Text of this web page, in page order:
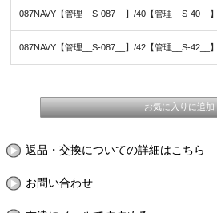
087NAVY【管理__S-087__】/40【管理__S-40__】
087NAVY【管理__S-087__】/42【管理__S-42__】
返品・交換についての詳細はこちら
お問い合わせ